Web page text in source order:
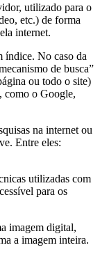
utilizado para o
etc.) de forma
internet.
índice. No caso da
de busca”
ou todo o site)
como o Google,
na internet ou
Entre eles:
utilizadas com
para os
imagem digital,
a imagem inteira.